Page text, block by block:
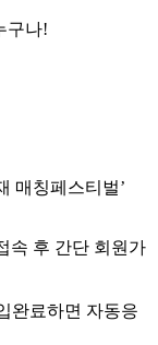
구나!
매칭페스티벌’
후 간단 회원가
완료하면 자동응